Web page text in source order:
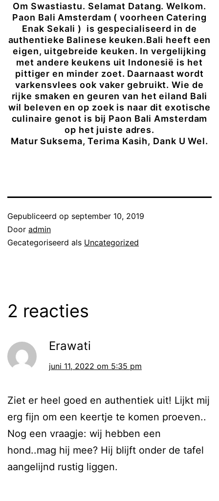
Om Swastiastu. Selamat Datang. Welkom.
Paon Bali Amsterdam ( voorheen Catering
Enak Sekali ) is gespecialiseerd in de
authentieke Balinese keuken.Bali heeft een
eigen, uitgebreide keuken. In vergelijking
met andere keukens uit Indonesië is het
pittiger en minder zoet. Daarnaast wordt
varkensvlees ook vaker gebruikt. Wie de
rijke smaken en geuren van het eiland Bali
wil beleven en op zoek is naar dit exotische
culinaire genot is bij Paon Bali Amsterdam
op het juiste adres.
Matur Suksema, Terima Kasih, Dank U Wel.
Gepubliceerd op september 10, 2019
Door admin
Gecategoriseerd als Uncategorized
2 reacties
Erawati
juni 11, 2022 om 5:35 pm
Ziet er heel goed en authentiek uit! Lijkt mij
erg fijn om een keertje te komen proeven..
Nog een vraagje: wij hebben een
hond..mag hij mee? Hij blijft onder de tafel
aangelijnd rustig liggen.